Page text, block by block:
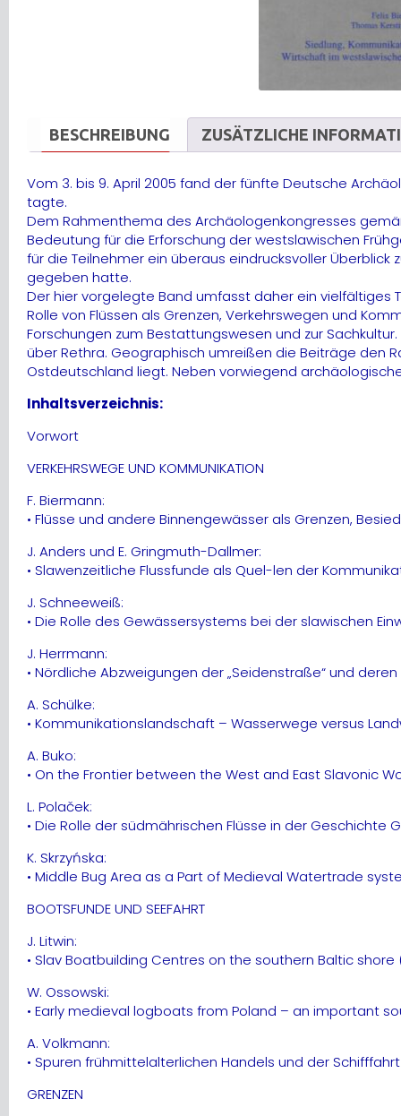
BESCHREIBUNG ZUSÄTZLICHE
Vom 3. bis 9. April 2005 fand der fünfte Deutsche
tagte.
Dem Rahmenthema des Archäologenkongresses
Bedeutung für die Erforschung der westslawischen
für die Teilnehmer ein überaus eindrucksvoller
gegeben hatte.
Der hier vorgelegte Band umfasst daher ein vielfältiges
Rolle von Flüssen als Grenzen, Verkehrswegen und
Forschungen zum Bestattungswesen und zur
über Rethra. Geographisch umreißen die Beiträge den
Ostdeutschland liegt. Neben vorwiegend
Inhaltsverzeichnis:
Vorwort
VERKEHRSWEGE UND KOMMUNIKATION
F. Biermann:
• Flüsse und andere Binnengewässer als Grenzen,
J. Anders und E. Gringmuth-Dallmer:
• Slawenzeitliche Flussfunde als Quel-len der
J. Schneeweiß:
• Die Rolle des Gewässersystems bei der slawischen
J. Herrmann:
• Nördliche Abzweigungen der „Seidenstraße“ und
A. Schülke:
• Kommunikationslandschaft – Wasserwege versus
A. Buko:
• On the Frontier between the West and East Slavonic
L. Polaček:
• Die Rolle der südmährischen Flüsse in der Geschichte
K. Skrzyńska:
• Middle Bug Area as a Part of Medieval Watertrade
BOOTSFUNDE UND SEEFAHRT
J. Litwin:
• Slav Boatbuilding Centres on the southern Baltic
W. Ossowski:
• Early medieval logboats from Poland – an important
A. Volkmann:
• Spuren frühmittelalterlichen Handels und der
GRENZEN